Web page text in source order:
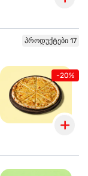
პროდუქტები 17
-20%